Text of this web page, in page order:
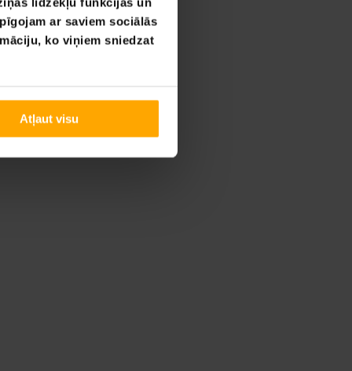
ar saviem sociālās
ko viņiem sniedzat
Atļaut visu